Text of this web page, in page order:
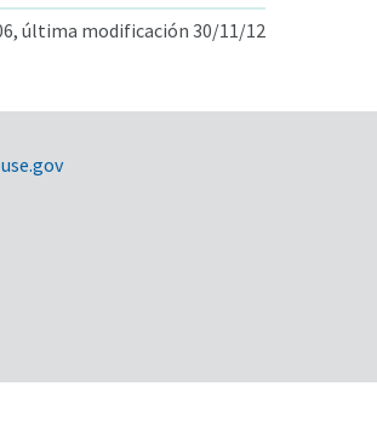
última modificación 30/11/12